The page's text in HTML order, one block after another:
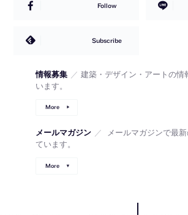
Follow
Subscribe
情報募集 ／ 建築・デザイン・アートの情
います。
More
メールマガジン ／
メールマガジンで最
ています。
More